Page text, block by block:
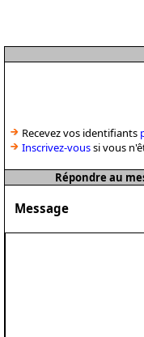
Recevez vos identifiants
Inscrivez-voussi vous
Répondre au
Message